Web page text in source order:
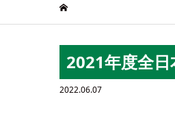
2021年度全
2022.06.07